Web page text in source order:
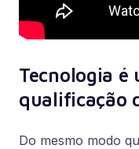
Tecnologia é
qualificação
Do mesmo modo